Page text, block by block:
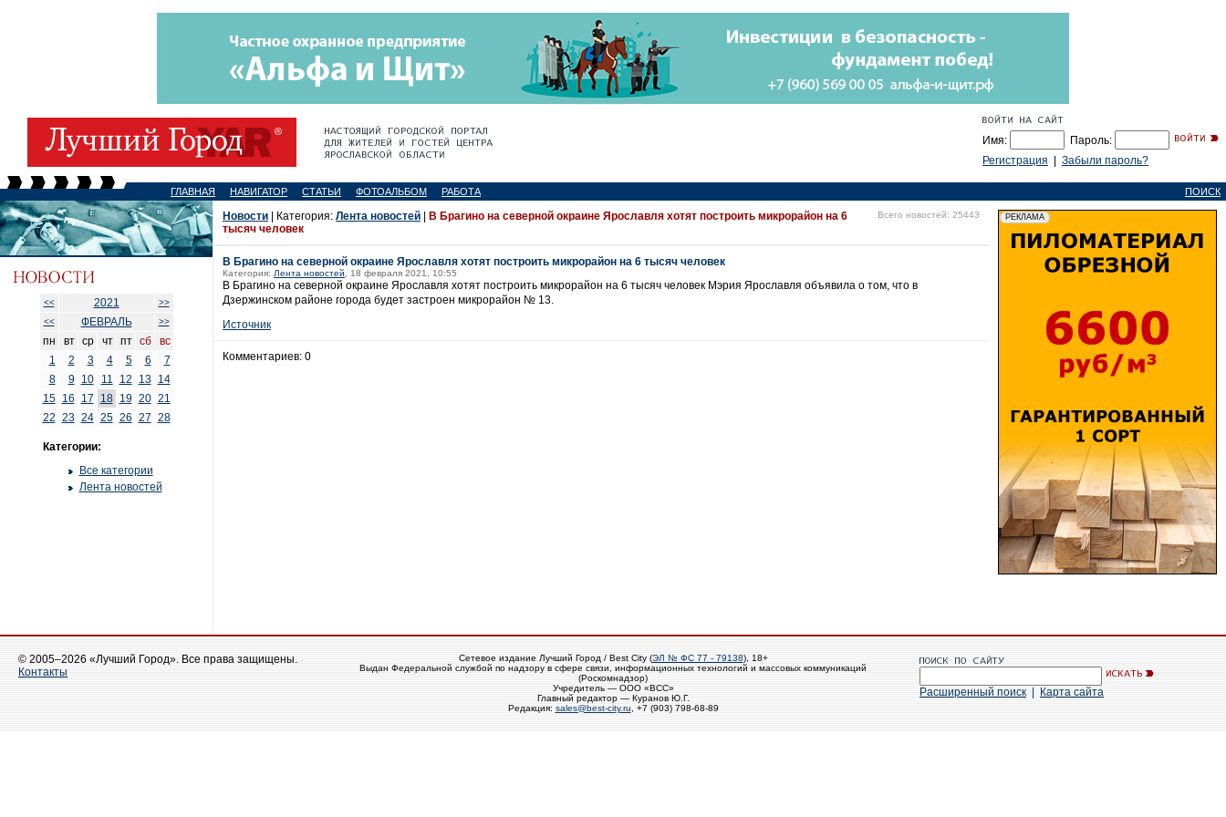
Имя:
Пароль:
Регистрация
Забыли пароль?
ГЛАВНАЯ НАВИГАТОР СТАТЬИ ФОТОАЛЬБОМ РАБОТА ПОИСК
<< 2021
>>
<<
ФЕВРАЛЬ >>
пн вт ср чт пт сб
вс
1
2 3 4 5 6
7
8
9 10 11 12 13
14
15
16 17 18 19 20 21
22 23 24 25 26 27 28
Категории:
Все категории
Лента новостей
Новости | Категория: Лента новостей
В Брагино на северной окраине Ярославля хотят построить микрорайон на 6
тысяч человек
Всего новостей: 25443
В Брагино на северной окраине Ярославля хотят построить микрорайон на 6 тысяч человек
Категория: Лента новостей , 18 февраля 2021, 10:55
В Брагино на северной окраине Ярославля хотят построить микрорайон на 6 тысяч человек Мэрия Ярославля объявила о том, что в
Дзержинском районе города будет застроен микрорайон № 13.
Источник
Комментариев: 0
© 2005–2026 «Лучший Город». Все права защищены.
Контакты
Сетевое издание Лучший Город / Best City (ЭЛ № ФС 77 - 79138), 18+
Выдан Федеральной службой по надзору в сфере связи, информационных технологий и массовых коммуникаций
(Роскомнадзор)
Учредитель — ООО «ВСС»
Главный редактор — Куранов Ю.Г.
Редакция: sales@best-city.ru , +7 (903) 798-68-89
Расширенный поиск Карта сайта